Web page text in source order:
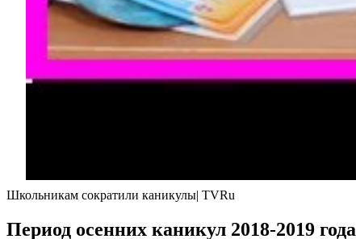
Школьникам сократили каникулы| TVRu
Период осенних каникул 2018-2019 года